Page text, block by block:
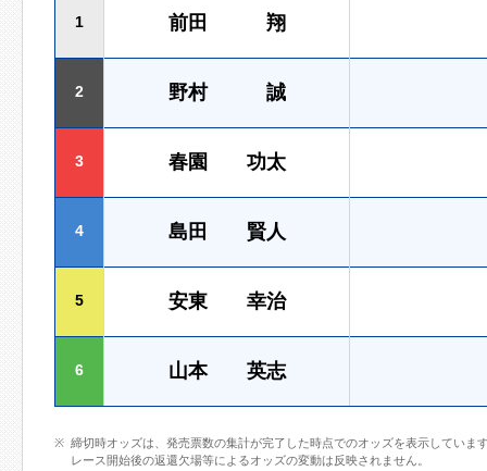
1 前田 翔
2 野村 誠
3 春園 功太
4 島田 賢人
5 安東 幸治
6 山本 英志
締切時オッズは、発売票数の集計が完了した時点でのオッズを表示していま
レース開始後の返還欠場等によるオッズの変動は反映されません。